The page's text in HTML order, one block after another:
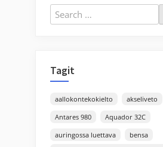
Search
for:
Tagit
aallokontekokielto akseliveto
Antares 980 Aquador 32C
auringossa luettava bensa